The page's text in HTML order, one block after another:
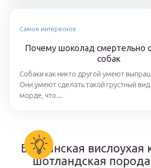
Самое интересное
Почему шоколад смертельно
собак
Собаки как никто другой умеют
Они умеют сделать такой грустный вид
морде, что...
Британская
шотландская